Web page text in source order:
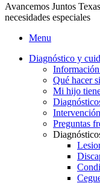
Avancemos Juntos
necesidades especiales
Menu
Diagnóstico y
Qué hacer
Mi hijo
Preguntas